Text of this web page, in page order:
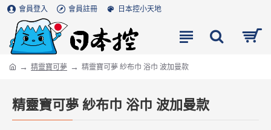
會員登入 會員註冊 日本控小天地
精靈寶可夢 精靈寶可夢 紗布巾 浴巾 波加曼款
精靈寶可夢 紗布巾 浴巾 波加曼款